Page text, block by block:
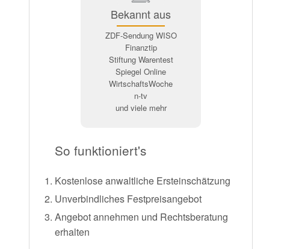
Bekannt aus
ZDF-Sendung WISO
Finanztip
Stiftung Warentest
Spiegel Online
WirtschaftsWoche
n-tv
und viele mehr
So funktioniert's
Kostenlose anwaltliche Ersteinschätzung
Unverbindliches Festpreisangebot
Angebot annehmen und Rechtsberatung
erhalten